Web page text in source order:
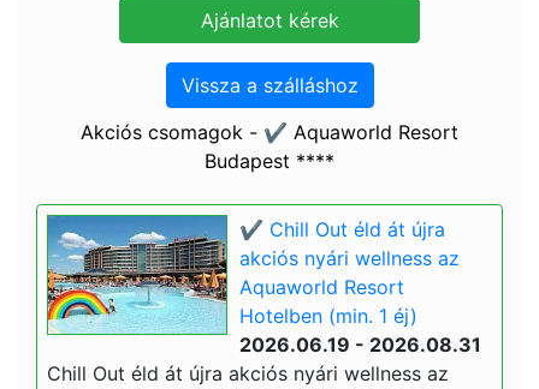
Vissza a szálláshoz
Akciós csomagok - ✔️ Aquaworld Resort
Budapest ****
✔️ Chill Out éld át újra
akciós nyári wellness az
Aquaworld Resort
Hotelben (min. 1 éj)
2026.06.19 - 2026.08.31
Chill Out éld át újra akciós nyári wellness az